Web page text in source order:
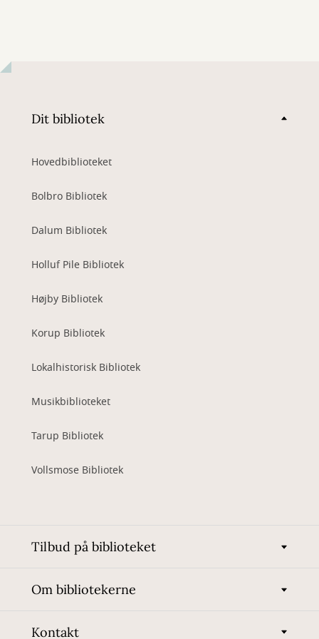
Dit bibliotek
Hovedbiblioteket
Bolbro Bibliotek
Dalum Bibliotek
Holluf Pile Bibliotek
Højby Bibliotek
Korup Bibliotek
Lokalhistorisk Bibliotek
Musikbiblioteket
Tarup Bibliotek
Vollsmose Bibliotek
Tilbud på biblioteket
Om bibliotekerne
Kontakt